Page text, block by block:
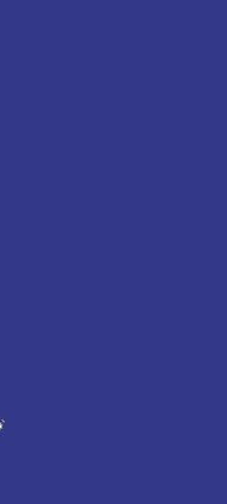
webbplats, öppnas i
Länk till annan